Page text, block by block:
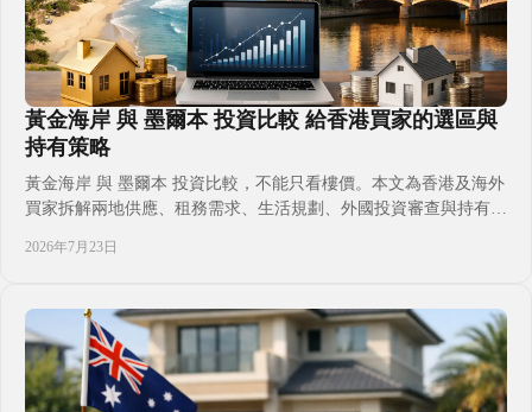
黃金海岸 與 墨爾本 投資比較 給香港買家的選區與
持有策略
黃金海岸 與 墨爾本 投資比較，不能只看樓價。本文為香港及海外
買家拆解兩地供應、租務需求、生活規劃、外國投資審查與持有成
場，並在選盤前釐清新樓、二手樓與地段的取捨，讓跨境置業決策
題清單
2026年7月23日